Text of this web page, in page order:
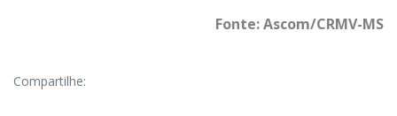
Fonte: Ascom/CRMV-MS
Compartilhe: